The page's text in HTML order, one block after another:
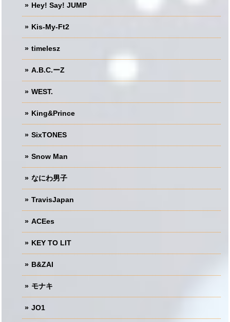
Hey! Say! JUMP
Kis-My-Ft2
timelesz
A.B.C.ーZ
WEST.
King&Prince
SixTONES
Snow Man
なにわ男子
TravisJapan
ACEes
KEY TO LIT
B&ZAI
モナキ
JO1